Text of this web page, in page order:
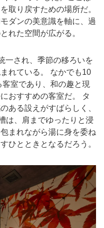
取り戻すための場所だ。
ダンの美意識を軸に、過
れた空間が広がる。
一され、季節の移ろいを
れている。 なかでも10
室であり、和の趣と現
おすすめの客室だ。 タ
ある設えがすばらしく、
は、肩までゆったりと浸
まれながら湯に身を委ね
ひとときとなるだろう。